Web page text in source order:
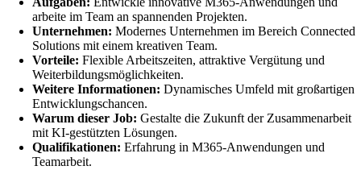
arbeite im Team an spannenden Projekten.
Unternehmen: Modernes Unternehmen im Bereich Connected
Solutions mit einem kreativen Team.
Vorteile: Flexible Arbeitszeiten, attraktive Vergütung und
Weiterbildungsmöglichkeiten.
Weitere Informationen: Dynamisches Umfeld mit großartigen
Entwicklungschancen.
Warum dieser Job: Gestalte die Zukunft der Zusammenarbeit
mit KI-gestützten Lösungen.
Qualifikationen: Erfahrung in M365-Anwendungen und
Teamarbeit.